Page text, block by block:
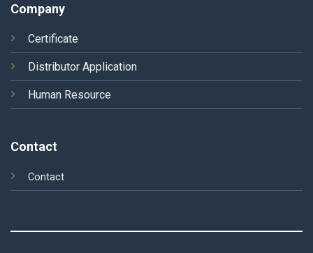
Company
Certificate
Distributor Application
Human Resource
Contact
Contact